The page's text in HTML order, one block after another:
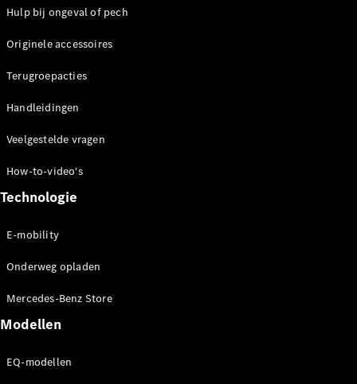
Hulp bij ongeval of pech
Originele accessoires
Terugroepacties
Handleidingen
Veelgestelde vragen
How-to-video's
Technologie
E-mobility
Onderweg opladen
Mercedes-Benz Store
Modellen
EQ-modellen